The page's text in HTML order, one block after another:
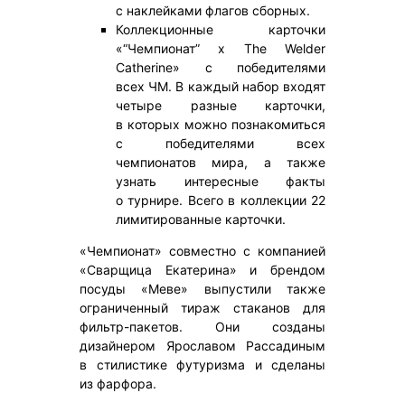
с наклейками флагов сборных.
Коллекционные карточки
«“Чемпионат” х The Welder
Catherine» с победителями
всех ЧМ. В каждый набор входят
четыре разные карточки,
в которых можно познакомиться
с победителями всех
чемпионатов мира, а также
узнать интересные факты
о турнире. Всего в коллекции 22
лимитированные карточки.
«Чемпионат» совместно с компанией
«Сварщица Екатерина» и брендом
посуды «Mеве» выпустили также
ограниченный тираж стаканов для
фильтр-пакетов. Они созданы
дизайнером Ярославом Рассадиным
в стилистике футуризма и сделаны
из фарфора.